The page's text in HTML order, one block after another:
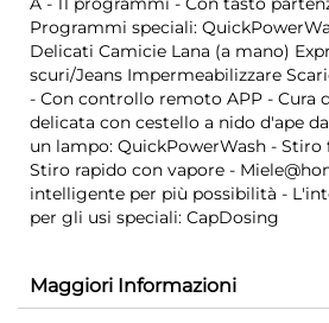
Programmi speciali:
Delicati Camicie Lana (a mano)
scuri/Jeans Impermeabilizzare
- Con controllo remoto APP - Cura
delicata con cestello a nido d'ape
un lampo: QuickPowerWash - Stiro
Stiro rapido con vapore -
intelligente per più possibilità -
per gli usi speciali: CapDosing
Maggiori Informazioni